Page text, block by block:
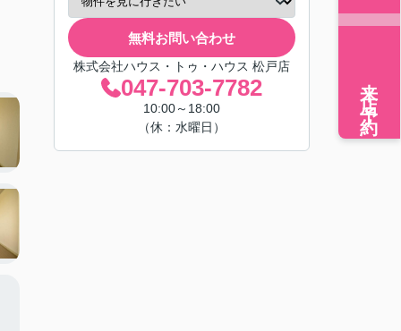
無料お問い合わせ
株式会社ハウス・トゥ・ハウス 松戸店
047-703-7782
10:00～18:00
（休：水曜日）
来店予約